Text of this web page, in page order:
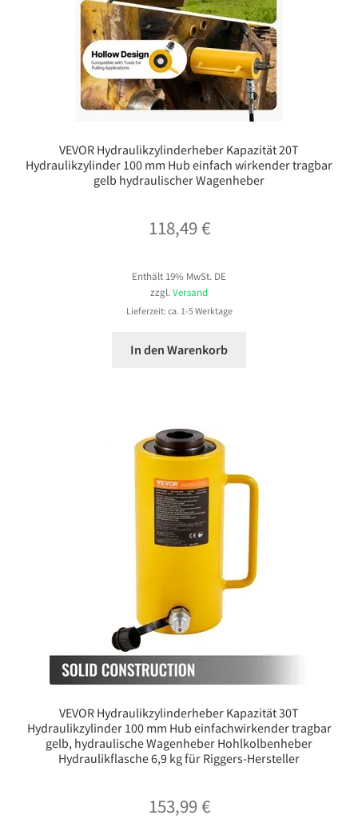
VEVOR Hydraulikzylinderheber Kapazität 20T
Hydraulikzylinder 100 mm Hub einfach wirkender tragbar
gelb hydraulischer Wagenheber
118,49€
Enthält 19% MwSt. DE
zzgl.Versand
Lieferzeit: ca. 1-5 Werktage
In den Warenkorb
VEVOR Hydraulikzylinderheber Kapazität 30T
Hydraulikzylinder 100 mm Hub einfachwirkender tragbar
gelb, hydraulische Wagenheber Hohlkolbenheber
Hydraulikflasche 6,9 kg für Riggers-Hersteller
153,99€